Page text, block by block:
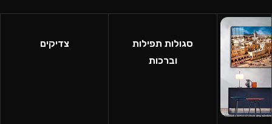
צדיקים
סגולות תפילות
וברכות